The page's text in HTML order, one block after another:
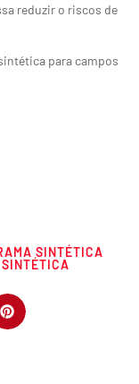
reduzir o riscos de
para campos
SINTÉTICA